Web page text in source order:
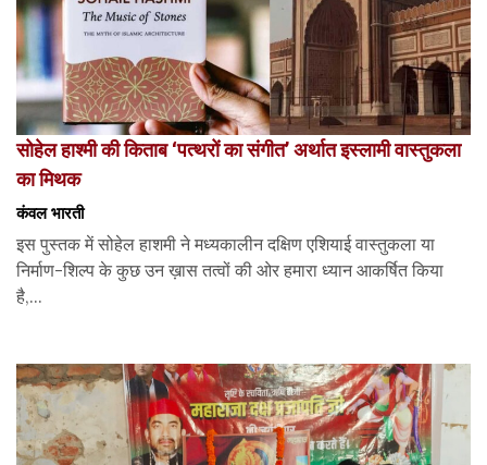
सोहेल हाश्मी की किताब ‘पत्थरों का संगीत’ अर्थात इस्लामी वास्तुकला
का मिथक
कंवल भारती
इस पुस्तक में सोहेल हाशमी ने मध्यकालीन दक्षिण एशियाई वास्तुकला या
निर्माण-शिल्प के कुछ उन ख़ास तत्वों की ओर हमारा ध्यान आकर्षित किया
है,...